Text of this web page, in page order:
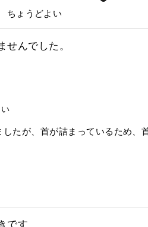
ちょうどよい
せんでした。
たが、首が詰まっているため、
です